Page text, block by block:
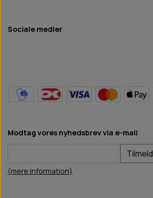
Sociale medier
Modtag vores nyhedsbrev via e-mail
Tilmeld
(mere information)